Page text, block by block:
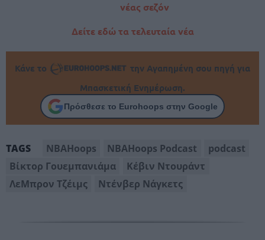
νέας σεζόν
Δείτε εδώ τα τελευταία νέα
Κάνε το
την Αγαπημένη σου πηγή για
Μπασκετική Ενημέρωση.
Πρόσθεσε το Eurohoops στην Google
TAGS NBAHoops NBAHoops Podcast
podcast
Βίκτορ Γουεμπανιάμα
Κέβιν Ντουράντ
ΛεΜπρον Τζέιμς
Ντένβερ Νάγκετς